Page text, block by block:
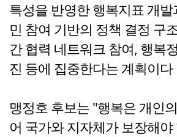
특성을 반영한 행복지표 개
민 참여 기반의 정책 결정 구
간 협력 네트워크 참여, 행복
진 등에 집중한다는 계획이다
맹정호 후보는 "행복은 개인
어 국가와 지자체가 보장해